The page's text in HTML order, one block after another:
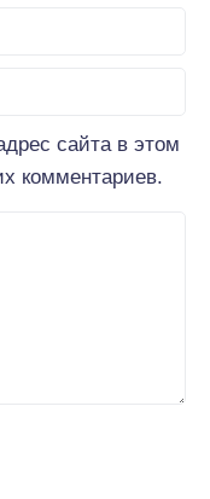
сайта в этом
комментариев.